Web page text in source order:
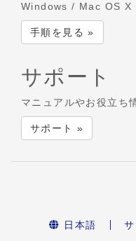
Windows / Mac OS X
手順を見る »
サポート
マニュアルやお役立ち
サポート »
日本語